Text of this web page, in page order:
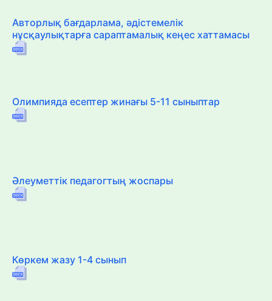
Авторлық бағдарлама, әдістемелік
нұсқаулықтарға сараптамалық кеңес хаттамасы
Олимпияда есептер жинағы 5-11 сыныптар
Әлеуметтік педагогтың жоспары
Көркем жазу 1-4 сынып